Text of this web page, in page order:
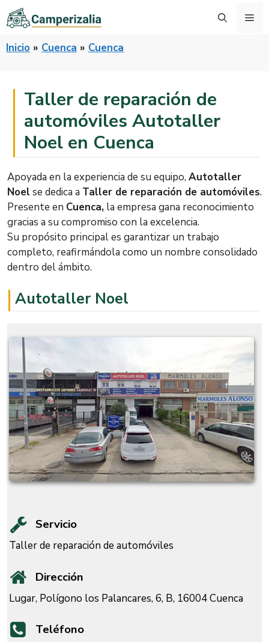
Saltar
al
Inicio » Cuenca » Cuenca
Taller de reparación de
automóviles Autotaller
Noel en Cuenca
Apoyada en la experiencia de su equipo, Autotaller
Noel se dedica a Taller de reparación de automóviles.
Presente en Cuenca, la empresa gana reconocimiento
gracias a su compromiso con la excelencia.
Su propósito principal es garantizar un trabajo
completo, reafirmándola como un nombre consolidado
dentro del ámbito.
Autotaller Noel
Servicio
Taller de reparación de automóviles
Dirección
Lugar, Polígono los Palancares, 6, B, 16004 Cuenca
Teléfono